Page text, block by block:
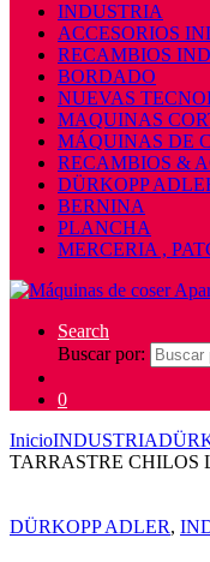
INDUSTRIA
ACCESORIOS
RECAMBIOS
BORDADO
NUEVAS
MAQUINAS
MÁQUINAS DE
RECAMBIOS &
DÜRKOPP
BERNINA
PLANCHA
MERCERIA ,
Search
Buscar por:
0
InicioINDUSTRIA
TARRASTRE CHILOS
DÜRKOPP ADLER,